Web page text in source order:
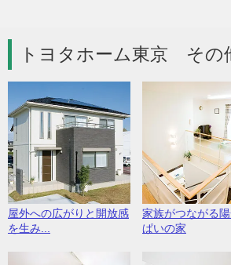
トヨタホーム東京 そ
屋外への広がりと開放感
を生み...
家族がつながる
ぱいの家